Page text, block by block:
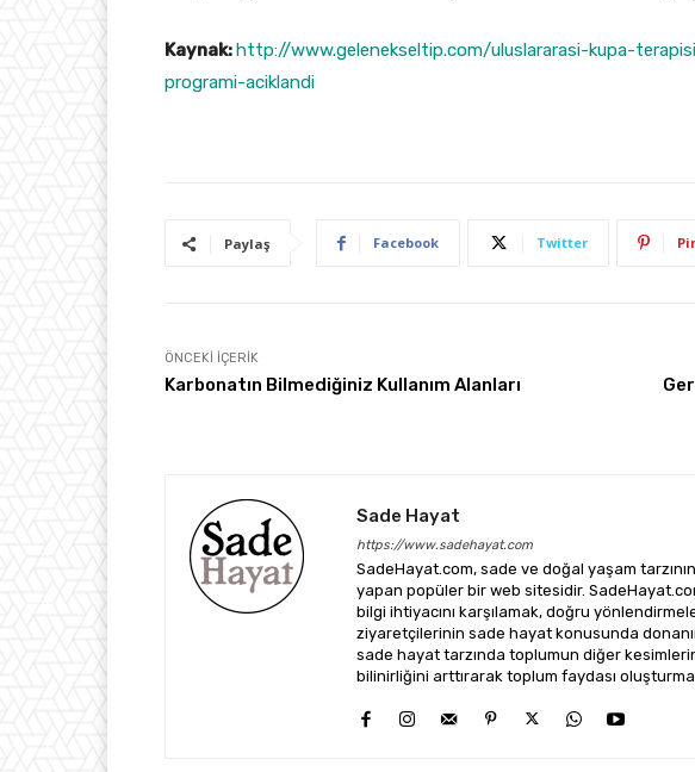
Kaynak: http://www.gelenekseltip.com/uluslararasi-kupa-
programi-aciklandi
Paylaş Facebook Twitter
ÖNCEKI İÇERIK
Karbonatın Bilmediğiniz Kullanım Alanları
Sade Hayat
https://www.sadehayat.com
SadeHayat.com, sade ve doğal yaşam
yapan popüler bir web sitesidir.
bilgi ihtiyacını karşılamak, doğru
ziyaretçilerinin sade hayat konusunda
sade hayat tarzında toplumun diğer
bilinirliğini arttırarak toplum faydası